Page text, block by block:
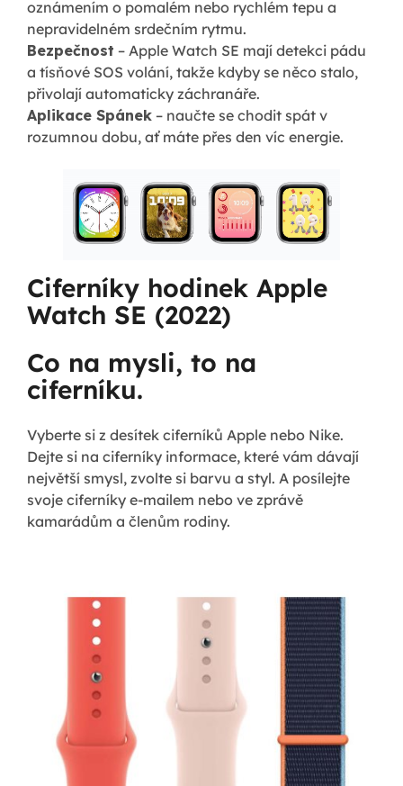
oznámením o pomalém nebo rychlém tepu a
nepravidelném srdečním rytmu.
Bezpečnost – Apple Watch SE mají detekci pádu
a tísňové SOS volání, takže kdyby se něco stalo,
přivolají automaticky záchranáře.
Aplikace Spánek – naučte se chodit spát v
rozumnou dobu, ať máte přes den víc energie.
Ciferníky hodinek Apple
Watch SE (2022)
Co na mysli, to na
ciferníku.
Vyberte si z desítek ciferníků Apple nebo Nike.
Dejte si na ciferníky informace, které vám dávají
největší smysl, zvolte si barvu a styl. A posílejte
svoje ciferníky e-mailem nebo ve zprávě
kamarádům a členům rodiny.